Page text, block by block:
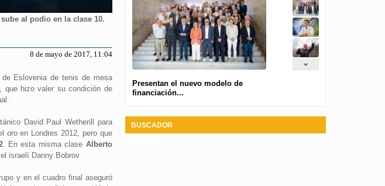
al podio en la clase 10.
8 de mayo de 2017, 11:04
Eslovenia de tenis de mesa
, que hizo valer su condición de
David Paul Wetherill para
oro en Londres 2012, pero que
. En esta misma clase Alberto
israelí Danny Bobrov.
y en el cuadro final aseguró
Presentan el nuevo modelo de
financiación...
BUSCADOR